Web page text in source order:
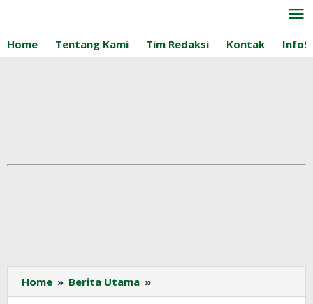
konten
Home Tentang Kami Tim Redaksi Kontak
Home » Berita Utama »
Minyak